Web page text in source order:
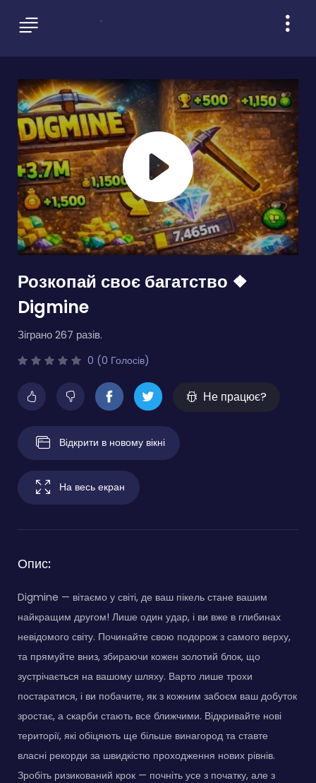
Розкопай своє багатство ❖
Digmine
Зіграно 267 разів.
0 (0 Голосів)
Не працює?
Відкрити в новому вікні
На весь екран
Опис:
Digmine — вітаємо у світі, де ваш пікель стане вашим
найкращим другом! Лише один удар, і ви вже в глибинах
невідомого світу. Починайте свою подорож з самого верху,
та прямуйте вниз, збираючи кожен золотий блок, що
зустрічається на вашому шляху. Варто лише трохи
постаратися, і ви побачите, як з кожним забоєм ваш добуток
зростає, а скарби стають все ближчими. Відкривайте нові
території, які обіцяють ще більше винагород та ставте
власні рекорди за швидкістю проходження нових рівнів.
Зробіть ризикований крок — почніть усе з початку, але з